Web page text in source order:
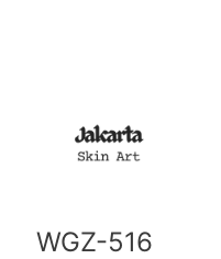
WGZ-516